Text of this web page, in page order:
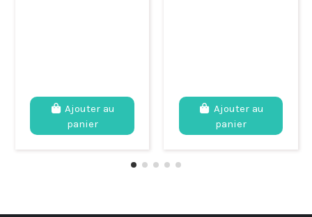
Ajouter au
panier
Ajouter au
panier